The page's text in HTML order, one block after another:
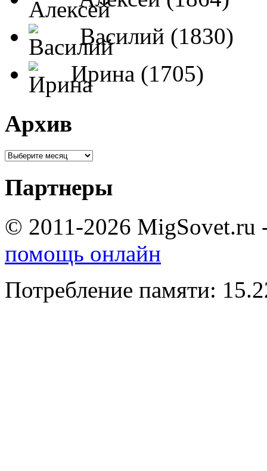
Василий (1830)
Ирина (1705)
Архив
Партнеры
© 2011-2026 MigSovet.ru
помощь онлайн
Потребление памяти: